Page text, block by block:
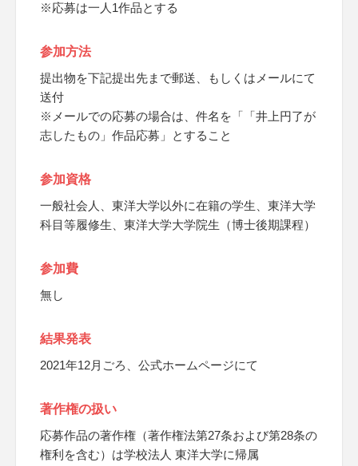
※応募は一人1作品とする
参加方法
提出物を下記提出先まで郵送、もしくはメールにて
送付
※メールでの応募の場合は、件名を「「井上円了が
志したもの」作品応募」とすること
参加資格
一般社会人、東洋大学以外に在籍の学生、東洋大学
科目等履修生、東洋大学大学院生（博士後期課程）
参加費
無し
結果発表
2021年12月ごろ、公式ホームページにて
著作権の扱い
応募作品の著作権（著作権法第27条および第28条の
権利を含む）は学校法人 東洋大学に帰属